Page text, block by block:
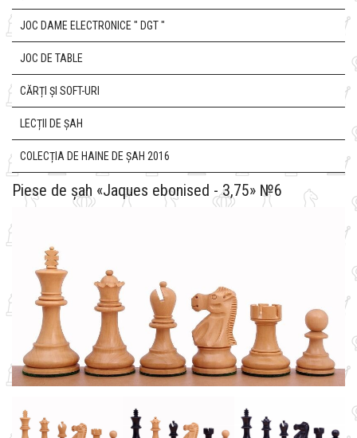
JOC DAME ELECTRONICE " DGT "
JOC DE TABLE
CĂRȚI ȘI SOFT-URI
LECȚII DE ȘAH
COLECȚIA DE HAINE DE ȘAH 2016
Piese de șah «Jaques ebonised - 3,75» №6